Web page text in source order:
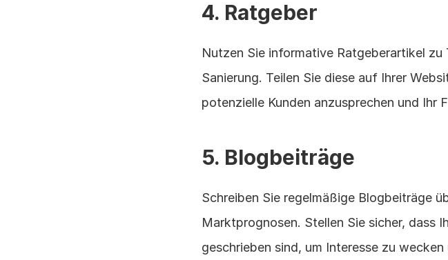
4. Ratgeber
Nutzen Sie informative Ratgeberartikel
Sanierung. Teilen Sie diese auf Ihrer
potenzielle Kunden anzusprechen und Ihr
5. Blogbeiträge
Schreiben Sie regelmäßige Blogbeiträge
Marktprognosen. Stellen Sie sicher, dass
geschrieben sind, um Interesse zu